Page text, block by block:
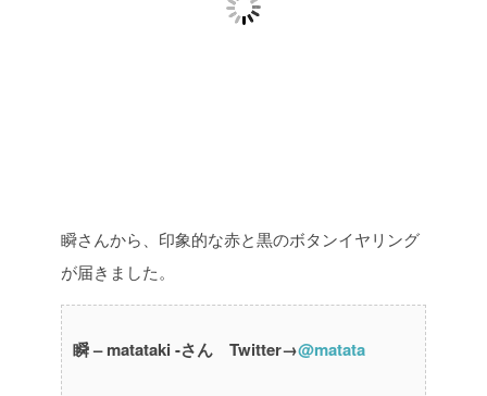
瞬さんから、印象的な赤と黒のボタンイヤリング
が届きました。
瞬 – matataki -さん Twitter→@matata